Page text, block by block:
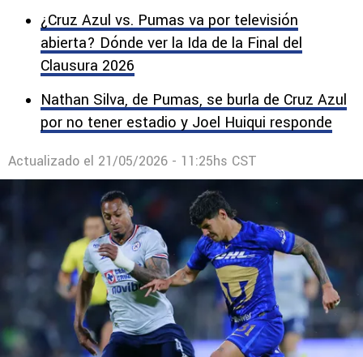
¿Cruz Azul vs. Pumas va por televisión
abierta? Dónde ver la Ida de la Final del
Clausura 2026
Nathan Silva, de Pumas, se burla de Cruz Azul
por no tener estadio y Joel Huiqui responde
Actualizado el 21/05/2026 - 11:25hs CST